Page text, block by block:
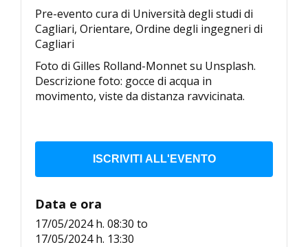
Pre-evento cura di Università degli studi di
Cagliari, Orientare, Ordine degli ingegneri di
Cagliari
Foto di Gilles Rolland-Monnet su Unsplash.
Descrizione foto: gocce di acqua in
movimento, viste da distanza ravvicinata.
ISCRIVITI ALL'EVENTO
Data e ora
17/05/2024 h. 08:30 to
17/05/2024 h. 13:30